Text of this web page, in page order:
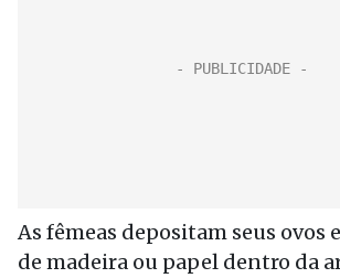
As fêmeas depositam seus ovos
de madeira ou papel dentro da